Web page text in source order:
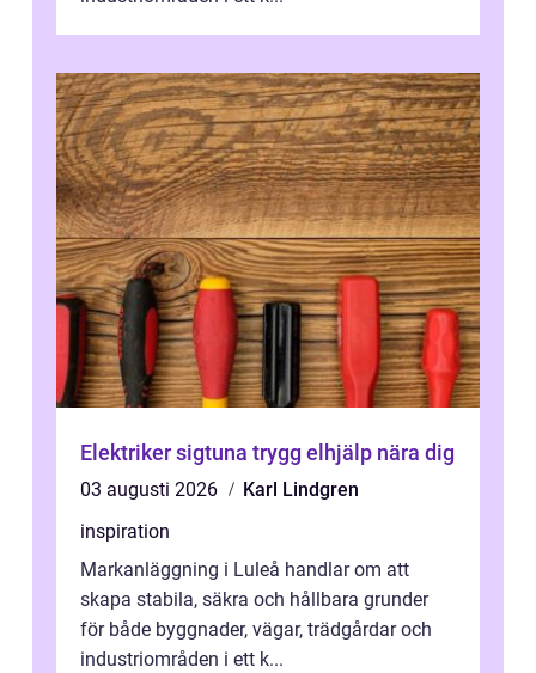
Elektriker sigtuna trygg elhjälp nära dig
03 augusti 2026
Karl Lindgren
inspiration
Markanläggning i Luleå handlar om att
skapa stabila, säkra och hållbara grunder
för både byggnader, vägar, trädgårdar och
industriområden i ett k...